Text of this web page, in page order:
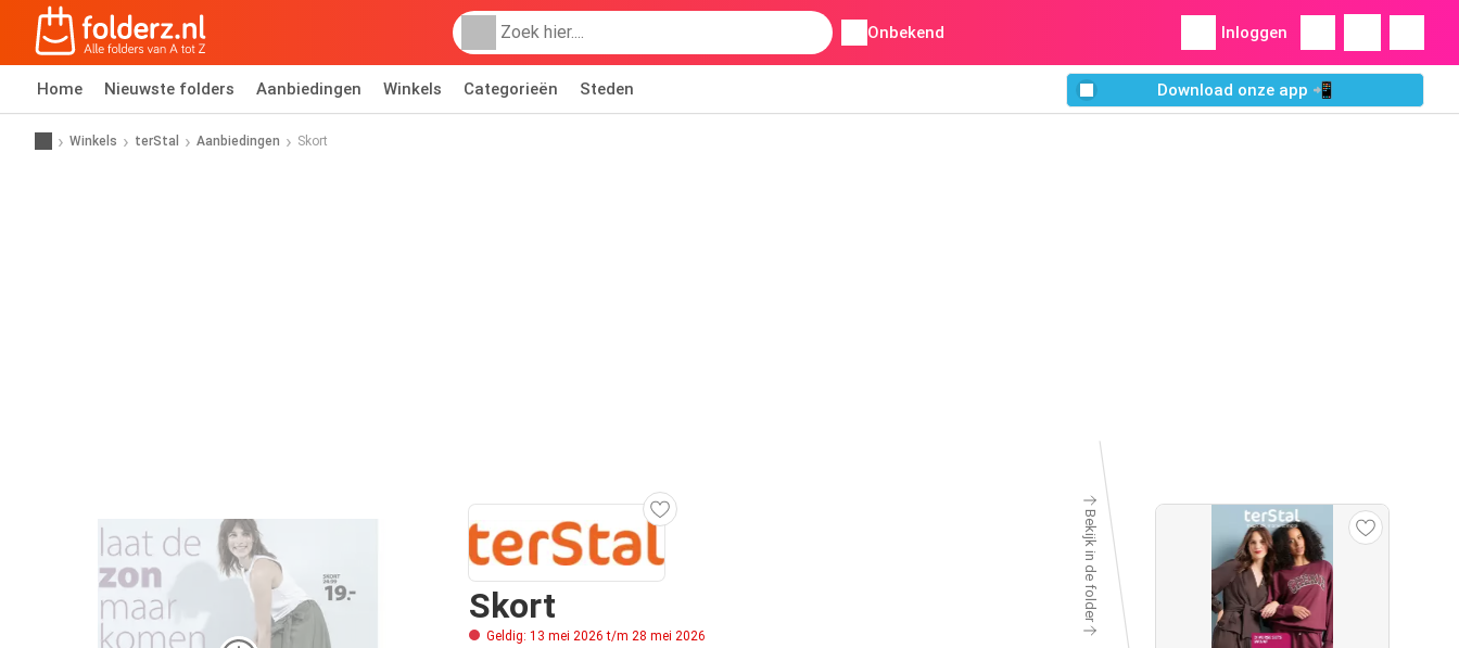
Onbekend Inloggen
Home Nieuwste folders Aanbiedingen Winkels Categorieën Steden Download onze app 📲
Winkels terStal Aanbiedingen Skort
Skort
Geldig: 13 mei 2026 t/m 28 mei 2026
Bekijk in de folder